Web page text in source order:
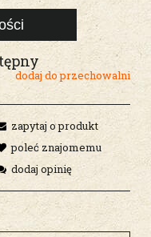
dodaj do przechowalni
zapytaj o produkt
poleć znajomemu
dodaj opinię